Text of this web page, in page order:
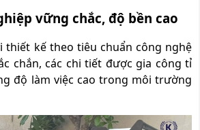
vững chắc, độ bền cao
thiết kế theo tiêu chuẩn công nghệ
chắn, các chi tiết được gia công tỉ
độ làm việc cao trong môi trường